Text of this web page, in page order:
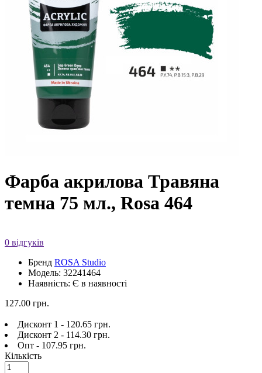
Фарба акрилова Травяна
темна 75 мл., Rosa 464
0 відгуків
Бренд ROSA Studio
Модель: 32241464
Наявність: Є в наявності
127.00 грн.
Дисконт 1 - 120.65 грн.
Дисконт 2 - 114.30 грн.
Опт - 107.95 грн.
Кількість